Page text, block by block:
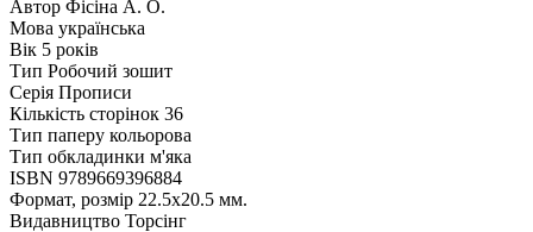
Автор Фісіна А. О.
Мова українська
Вік 5 років
Тип Робочий зошит
Серія Прописи
Кількість сторінок 36
Тип паперу кольорова
Тип обкладинки м'яка
ISBN 9789669396884
Формат, розмір 22.5х20.5 мм.
Видавництво Торсiнг